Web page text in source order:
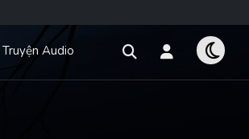
Truyện Audio